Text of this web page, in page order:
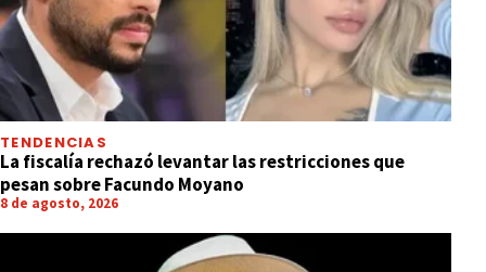
TENDENCIAS
La fiscalía rechazó levantar las restricciones que
pesan sobre Facundo Moyano
8 de agosto, 2026